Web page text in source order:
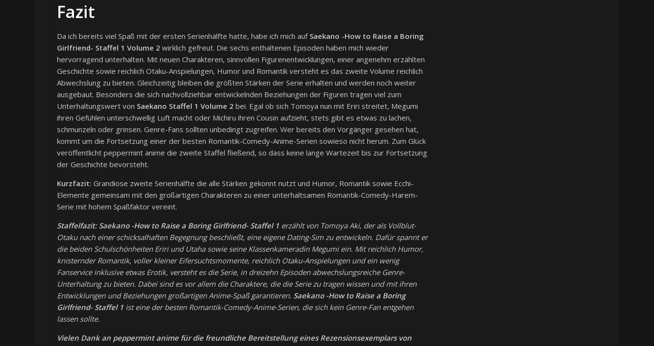
Fazit
Da ich bereits viel Spaß mit der ersten Serienhälfte hatte, habe ich mich auf Saekano -How to Raise a Boring
Girlfriend- Staffel 1 Volume 2 wirklich gefreut. Die sechs enthaltenen Episoden haben mich wieder
hervorragend unterhalten. Mit neuen Charakteren, sinnvollen Figurenentwicklungen, einer angenehm erzählten
Geschichte sowie reichlich Otaku-Anspielungen, Humor und Romantik versteht es das zweite Volume reichlich
Abwechslung zu bieten. Gleichzeitig bleiben die größten Stärken der Serie erhalten und werden noch weiter
ausgebaut. Besonders die sich nachvollziehbar entwickelnden Beziehungen der Figuren tragen viel zum
Unterhaltungswert von Saekano Staffel 1 Volume 2 bei. Egal ob sich Tomoya nun mit Eriri streitet, Megumi
ihren Gefühlen unterschwellig Luft macht oder Michiru ihren Cousin aufzieht, stets gibt es etwas zu lachen,
schmunzeln oder grinsen. Genre-Fans sollten unbedingt zugreifen. Wer bereits den Vorgänger gesehen hat,
kommt um die Fortsetzung einer der besten Romantik-Comedy-Anime-Serien sowieso nicht herum. Zum Glück
veröffentlicht peppermint anime die zweite Staffel fließend, so dass keine lange Wartezeit bis zur Fortsetzung
der Geschichte bevorsteht.
Kurzfazit: Grandiose zweite Serienhälfte die alle Stärken gekonnt nutzt und Humor, Romantik sowie Ecchi-
Elemente gemeinsam mit den großartigen Charakteren zu einer unterhaltsamen Romantik-Comedy-Harem-
Serie mit hohem Spaßfaktor vereint.
Staffelfazit: Saekano -How to Raise a Boring Girlfriend- Staffel 1 erzählt von Tomoya Aki, der als Vollblut-
Otaku nach einer schicksalhaften Begegnung beschließt, eine eigene Dating-Sim zu entwickeln. Dafür spannt er
die beiden Schulschönheiten Eriri und Utaha sowie seine Klassenkameradin Megumi ein. Mit reichlich Humor,
knisternder Romantik, voller kleiner Eifersuchtsmomente, reichlich Otaku-Anspielungen und ein wenig
Fanservice inklusive etwas Erotik, versteht es die Serie, in dreizehn Episoden abwechslungsreiche Genre-
Unterhaltung zu bieten. Dabei sind es vor allem die Charaktere, die die Serie zu tragen wissen und mit ihren
Entwicklungen und Beziehungen großartigen Anime-Spaß garantieren. Saekano -How to Raise a Boring
Girlfriend- Staffel 1 ist eine der besten Romantik-Comedy-Anime-Serien, die sich kein Genre-Fan entgehen
lassen sollte.
Vielen Dank an peppermint anime für die freundliche Bereitstellung eines Rezensionsexemplars von